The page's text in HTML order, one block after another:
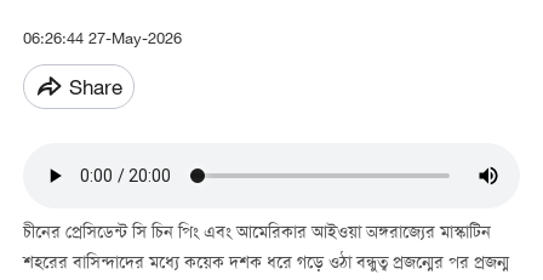
06:26:44 27-May-2026
Share
চীনের প্রেসিডেন্ট সি চিন পিং এবং আমেরিকার আইওয়া অঙ্গরাজ্যের মাস্কাটিন
শহরের বাসিন্দাদের মধ্যে কয়েক দশক ধরে গড়ে ওঠা বন্ধুত্ব প্রজন্মের পর প্রজন্ম